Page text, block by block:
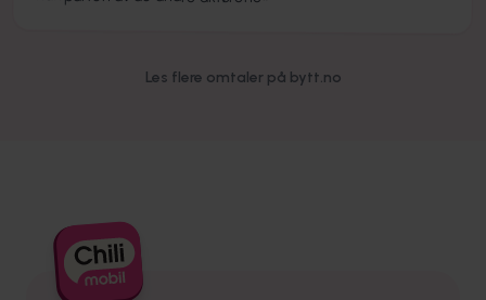
Les flere omtaler på bytt.no